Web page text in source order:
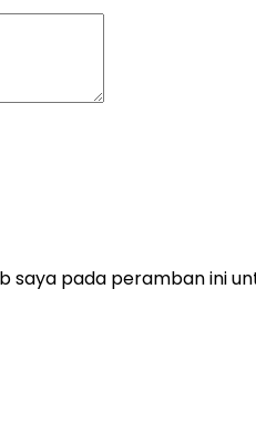
saya pada peramban ini